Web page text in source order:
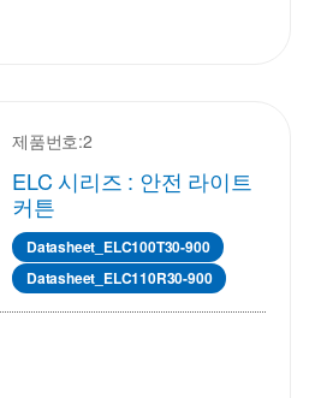
제품번호:2
ELC 시리즈 : 안전 라이트
커튼
Datasheet_ELC100T30-900
Datasheet_ELC110R30-900